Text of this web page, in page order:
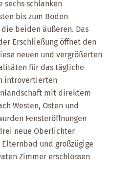
sechs schlanken
bis zum Boden
beiden äußeren. Das
Erschließung öffnet den
neuen und vergrößerten
für das tägliche
introvertierten
mit direktem
Westen, Osten und
Fensteröffnungen
neue Oberlichter
und großzügige
Zimmer erschlossen